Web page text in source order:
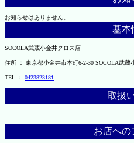
お知らせはありません。
基本
SOCOLA武蔵小金井クロス店
住所 ： 東京都小金井市本町6-2-30 SOCOLA武蔵
TEL ： 0423823181
取扱
お店への